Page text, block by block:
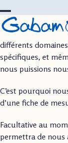
to
content
Open
mobile
menu
Close
mobile
menu
différents
spécifiques, et
nous puissions
C’est pourquoi
d’une fiche de
Facultative au
permettra de nous